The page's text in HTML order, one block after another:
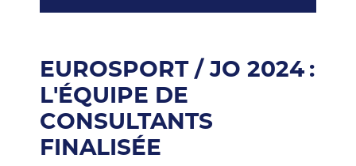
EUROSPORT / JO 2024 :
L'ÉQUIPE DE
CONSULTANTS
FINALISÉE